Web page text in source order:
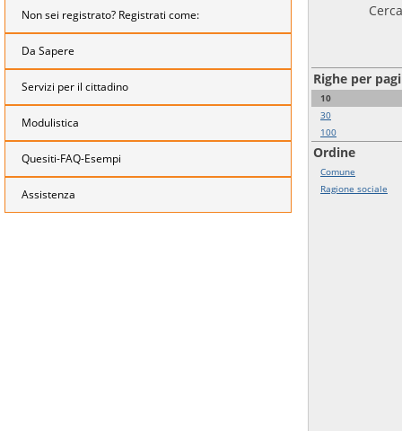
Non sei registrato? Registrati come:
Da Sapere
Servizi per il cittadino
Modulistica
Quesiti-FAQ-Esempi
Assistenza
Righe per
10
30
100
Ordine
Comune
Ragione sociale